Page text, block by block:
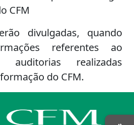
CFM
divulgadas, quando
referentes ao
auditorias realizadas
do CFM.